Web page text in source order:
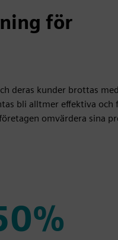
för
deras kunder brottas
bli alltmer effektiva och
omvärdera sina